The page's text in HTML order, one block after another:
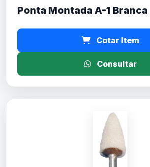
Ponta Montada A-1 Branca
Cotar Item
Consultar